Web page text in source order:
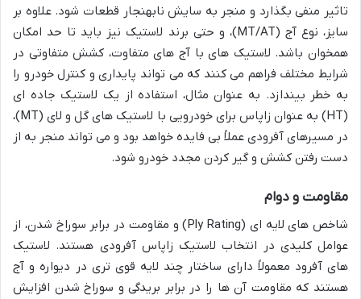
تاثیر منفی بگذارد و منجر به سایش نابهنجار قطعات شود. علاوه بر
سایز، نوع آج (MT/AT)، و حتی برند لاستیک نیز باید تا حد امکان
همخوان باشد. لاستیک های با آج های متفاوت، کشش متفاوتی در
شرایط مختلف فراهم می کنند که می تواند پایداری و کنترل خودرو را
به خطر بیندازد. به عنوان مثال، استفاده از یک لاستیک جاده ای
(HT) به عنوان زاپاس برای خودرویی با لاستیک های گل و لای (MT)،
در مسیرهای آفرودی عملاً بی فایده خواهد بود و می تواند منجر به از
دست رفتن کشش و گیر کردن مجدد خودرو شود.
مقاومت و دوام
شاخص های لایه ای (Ply Rating) و مقاومت در برابر سوراخ شدن، از
عوامل کلیدی در انتخاب لاستیک زاپاس آفرودی هستند. لاستیک
های آفرود معمولاً دارای ساختار چند لایه قوی تری در دیواره و آج
هستند که مقاومت آن ها را در برابر بریدگی و سوراخ شدن افزایش